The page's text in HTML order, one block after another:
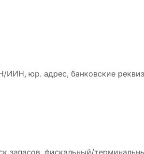
ИИН, юр. адрес, банковские